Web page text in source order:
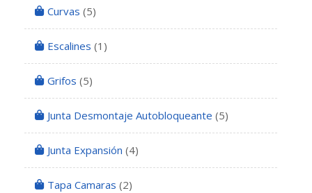
Curvas (5)
Escalines (1)
Grifos (5)
Junta Desmontaje Autobloqueante (5)
Junta Expansión (4)
Tapa Camaras (2)